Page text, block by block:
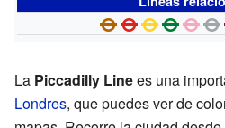
La Piccadilly Linees una
Londres, que puedes ver de